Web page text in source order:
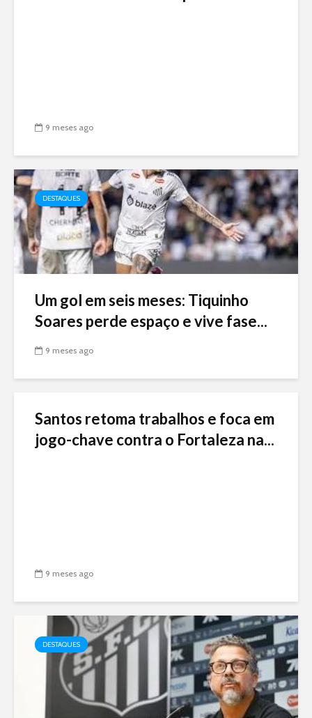
9 meses ago
DESTAQUES
Um gol em seis meses: Tiquinho
Soares perde espaço e vive fase...
9 meses ago
Santos retoma trabalhos e foca em
jogo-chave contra o Fortaleza na...
9 meses ago
DESTAQUES